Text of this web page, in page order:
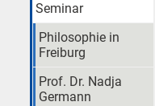
Seminar
Philosophie in
Freiburg
Prof. Dr. Nadja
Germann